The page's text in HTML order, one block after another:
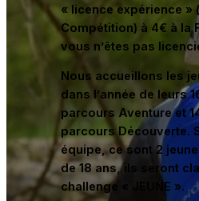
« licence expérience »
Compétition) à 4€ à la
vous n’êtes pas
Nous accueillons les
dans l’année de leurs
parcours Aventure et
parcours Découverte.
équipe, ce sont 2
de 18 ans, ils seront
challenge « JEUNE ».